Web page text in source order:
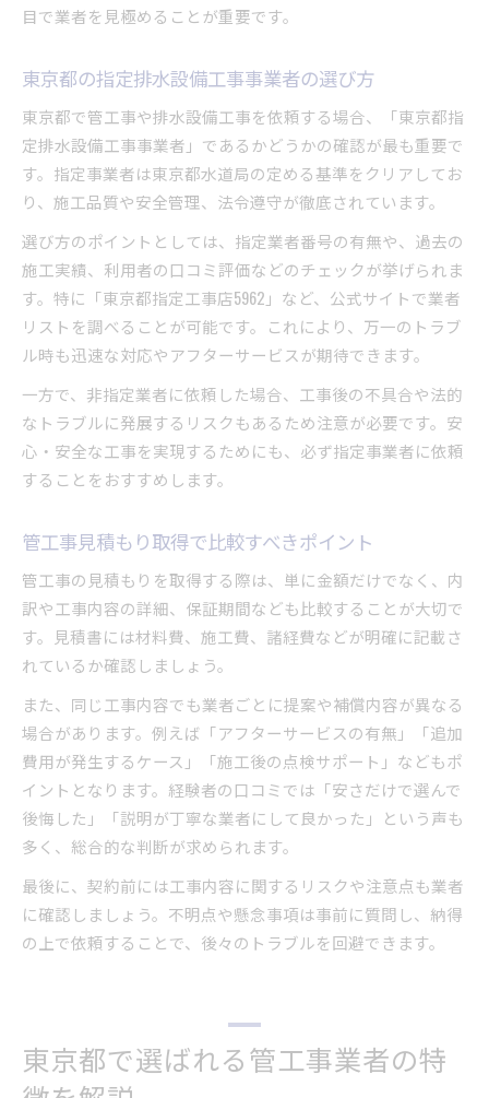
目で業者を見極めることが重要です。
東京都の指定排水設備工事事業者の選び方
東京都で管工事や排水設備工事を依頼する場合、「東京都指
定排水設備工事事業者」であるかどうかの確認が最も重要で
す。指定事業者は東京都水道局の定める基準をクリアしてお
り、施工品質や安全管理、法令遵守が徹底されています。
選び方のポイントとしては、指定業者番号の有無や、過去の
施工実績、利用者の口コミ評価などのチェックが挙げられま
す。特に「東京都指定工事店5962」など、公式サイトで業者
リストを調べることが可能です。これにより、万一のトラブ
ル時も迅速な対応やアフターサービスが期待できます。
一方で、非指定業者に依頼した場合、工事後の不具合や法的
なトラブルに発展するリスクもあるため注意が必要です。安
心・安全な工事を実現するためにも、必ず指定事業者に依頼
することをおすすめします。
管工事見積もり取得で比較すべきポイント
管工事の見積もりを取得する際は、単に金額だけでなく、内
訳や工事内容の詳細、保証期間なども比較することが大切で
す。見積書には材料費、施工費、諸経費などが明確に記載さ
れているか確認しましょう。
また、同じ工事内容でも業者ごとに提案や補償内容が異なる
場合があります。例えば「アフターサービスの有無」「追加
費用が発生するケース」「施工後の点検サポート」などもポ
イントとなります。経験者の口コミでは「安さだけで選んで
後悔した」「説明が丁寧な業者にして良かった」という声も
多く、総合的な判断が求められます。
最後に、契約前には工事内容に関するリスクや注意点も業者
に確認しましょう。不明点や懸念事項は事前に質問し、納得
の上で依頼することで、後々のトラブルを回避できます。
東京都で選ばれる管工事業者の特